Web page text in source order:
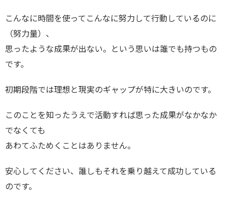
こんなに時間を使ってこんなに努力して行動しているのに
（努力量）、
思ったような成果が出ない。という思いは誰でも持つもの
です。
初期段階では理想と現実のギャップが特に大きいのです。
このことを知ったうえで活動すれば思った成果がなかなか
でなくても
あわてふためくことはありません。
安心してください、誰しもそれを乗り越えて成功している
のです。